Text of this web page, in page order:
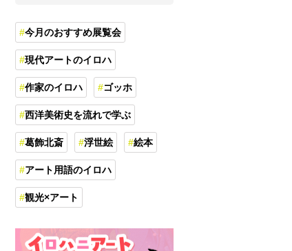
今月のおすすめ展覧会
現代アートのイロハ
作家のイロハ ゴッホ
西洋美術史を流れで学ぶ
葛飾北斎 浮世絵 絵本
アート用語のイロハ
観光×アート